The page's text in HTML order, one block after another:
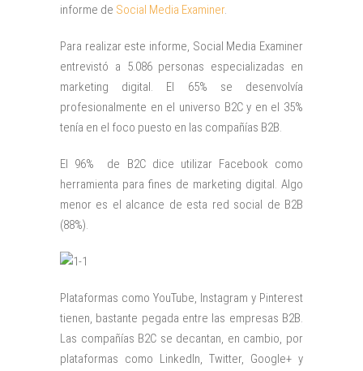
informe de Social Media Examiner.
Para realizar este informe, Social Media Examiner
entrevistó a 5.086 personas especializadas en
marketing digital. El 65% se desenvolvía
profesionalmente en el universo B2C y en el 35%
tenía en el foco puesto en las compañías B2B.
El 96% de B2C dice utilizar Facebook como
herramienta para fines de marketing digital. Algo
menor es el alcance de esta red social de B2B
(88%).
Plataformas como YouTube, Instagram y Pinterest
tienen, bastante pegada entre las empresas B2B.
Las compañías B2C se decantan, en cambio, por
plataformas como LinkedIn, Twitter, Google+ y